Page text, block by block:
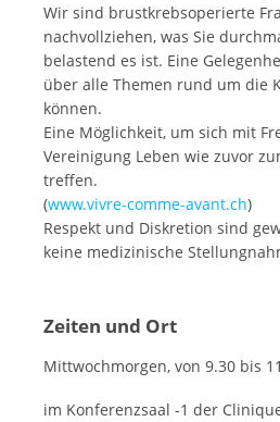
Wir sind brustkrebsoperierte
nachvollziehen, was Sie
belastend es ist. Eine
über alle Themen rund um die
können.
Eine Möglichkeit, um sich mit
Vereinigung Leben wie zuvor
treffen.
(www.vivre-comme-avant.ch)
Respekt und Diskretion sind
keine medizinische
Zeiten und Ort
Mittwochmorgen, von 9.30 bis
im Konferenzsaal -1 der